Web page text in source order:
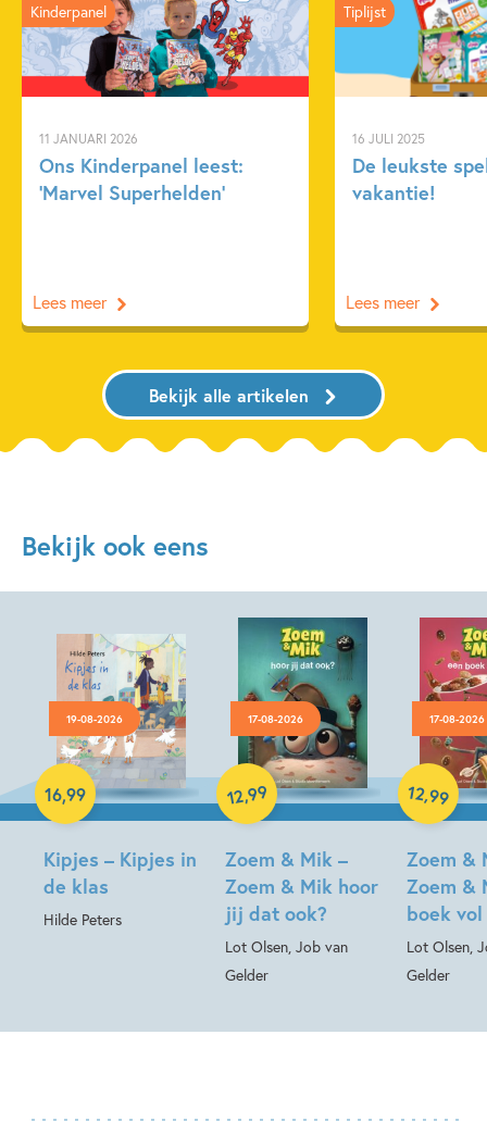
11 JANUARI 2026
Ons Kinderpanel leest:
‘Marvel Superhelden’
Kinderpanel
Lees meer
16 JULI 2025
De leukste
vakantie!
Tiplijst
Lees meer
Bekijk alle artikelen
Bekijk ook eens
19-08-2026
Kipjes – Kipjes in
de klas
Hilde Peters
16,99
Hardcover
17-08-2026
Zoem & Mik –
Zoem & Mik hoor
jij dat ook?
Lot Olsen, Job van
Gelder
12,99
Hardcover
17-08-2026
Zoem &
Zoem &
boek
Lot Olsen,
Gelder
12,99
Hardcover